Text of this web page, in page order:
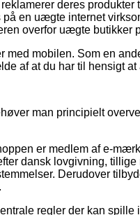
deres produkter
en uægte internet
overfor uægte butikker
med mobilen. Som en
af at du har til hensigt at
man principielt
er medlem af e-
dansk lovgivning, tillige
Derudover
regler der kan spille